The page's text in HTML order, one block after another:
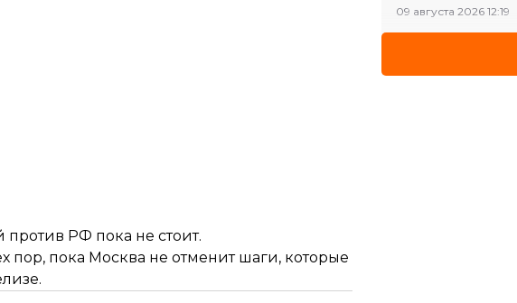
РФ пока не стоит.
пор, пока Москва не отменит шаги, которые
09 августа 2026 12:19